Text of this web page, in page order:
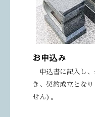
お申込み
申込書に記入し、
き、契約成立となり
せん)。